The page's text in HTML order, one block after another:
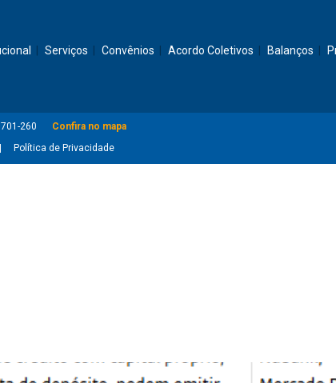
Serviços Convênios Acordo Coletivos Balanços
260
Confira no mapa
Política de Privacidade